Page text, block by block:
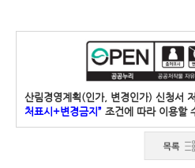
산림경영계획(인가, 변경인가) 신청서
처표시+변경금지” 조건에 따라 이용할